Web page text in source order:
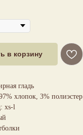
в корзину
гладь
хлопок, 3% полиэстер
xs-l